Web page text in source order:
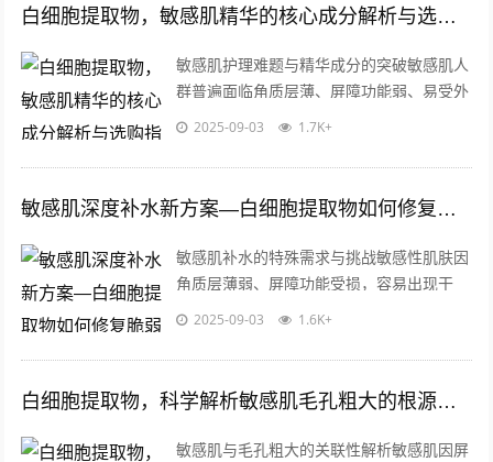
白细胞提取物，敏感肌精华的核心成分解析与选购指南
敏感肌护理难题与精华成分的突破敏感肌人
群普遍面临角质层薄、屏障功能弱、易受外
界刺激的困扰，传统护肤成分常因分子量过
2025-09-03 1.7K+
敏感肌深度补水新方案—白细胞提取物如何修复脆弱屏障
敏感肌补水的特殊需求与挑战敏感性肌肤因
角质层薄弱、屏障功能受损，容易出现干
燥、泛红、刺痛等问题，传统补水成分如透
却...
2025-09-03 1.6K+
白细胞提取物，科学解析敏感肌毛孔粗大的根源与改善方案
敏感肌与毛孔粗大的关联性解析敏感肌因屏